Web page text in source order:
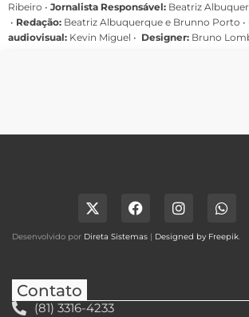
Ribeiro • Jornalista Responsável: Beatriz
• Redação: Beatriz Albuquerque e Brunno Porto •
audiovisual: Kevin Miguel • Designer: Bruno
Desenvolvido por Direta Sistemas | Designed by Freepik.
Contato
(81) 3316-4233